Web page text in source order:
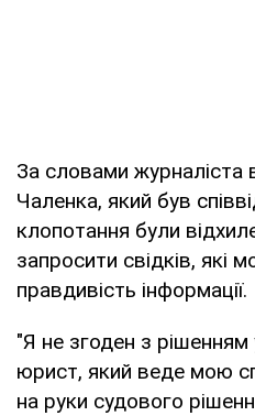
За словами
Чаленка, який був
клопотання були
запросити свідків, які
правдивість інформації.
"Я не згоден з рішенням
юрист, який веде мою
на руки судового